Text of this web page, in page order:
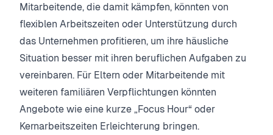
Mitarbeitende, die damit kämpfen, könnten von
flexiblen Arbeitszeiten oder Unterstützung durch
das Unternehmen profitieren, um ihre häusliche
Situation besser mit ihren beruflichen Aufgaben zu
vereinbaren. Für Eltern oder Mitarbeitende mit
weiteren familiären Verpflichtungen könnten
Angebote wie eine kurze „Focus Hour“ oder
Kernarbeitszeiten Erleichterung bringen.